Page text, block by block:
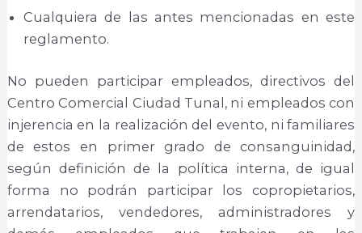
Cualquiera de las antes mencionadas en este
reglamento.
No pueden participar empleados, directivos del
Centro Comercial Ciudad Tunal, ni empleados con
injerencia en la realización del evento, ni familiares
de estos en primer grado de consanguinidad,
según definición de la política interna, de igual
forma no podrán participar los copropietarios,
arrendatarios, vendedores, administradores y